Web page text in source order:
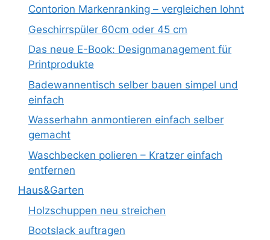
Contorion Markenranking – vergleichen lohnt
Geschirrspüler 60cm oder 45 cm
Das neue E-Book: Designmanagement für
Printprodukte
Badewannentisch selber bauen simpel und
einfach
Wasserhahn anmontieren einfach selber
gemacht
Waschbecken polieren – Kratzer einfach
entfernen
Haus&Garten
Holzschuppen neu streichen
Bootslack auftragen